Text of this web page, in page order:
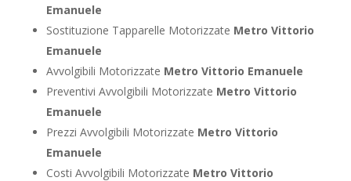
Emanuele
Sostituzione Tapparelle Motorizzate Metro Vittorio
Emanuele
Avvolgibili Motorizzate Metro Vittorio Emanuele
Preventivi Avvolgibili Motorizzate Metro Vittorio
Emanuele
Prezzi Avvolgibili Motorizzate Metro Vittorio
Emanuele
Costi Avvolgibili Motorizzate Metro Vittorio